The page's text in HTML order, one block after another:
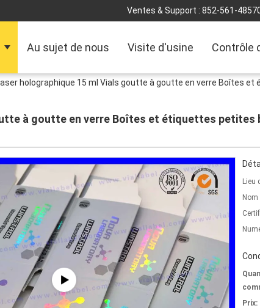
Ventes & Support : 852-561-
Au sujet de nous Visite d'usine Contrôle
holographique 15 ml Vials goutte à goutte en verre Boîtes
à goutte en verre Boîtes et étiquettes petites
Lieu
Prix: